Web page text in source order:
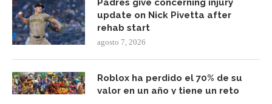
Padres give concerning injury
update on Nick Pivetta after
rehab start
agosto 7, 2026
Roblox ha perdido el 70% de su
valor en un año y tiene un reto